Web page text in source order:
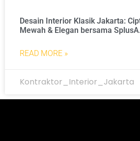
Desain Interior Klasik Jakarta:
Mewah & Elegan bersama
READ MORE »
Kontraktor_Interior_Jakarta